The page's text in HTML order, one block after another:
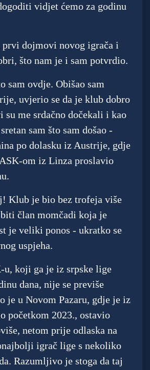
vidjet ćemo za godinu
dojmovi novog igrača i
što nam je i sam potvrdio.
sam ovdje. Obišao sam
uvjerio se da je klub dobro
su me srdačno dočekali i kao
sam što sam došao -
po dolasku iz Austrije, gdje
om iz Linza proslavio
Klub je bio bez trofeja više
član momčadi koja je
je veliki ponos - ukratko se
uspjeha.
u, koji ga je iz srpske lige
dana, nije se previše
je u Novom Pazaru, gdje je iz
početkom 2023., ostavio
netom prije odlaska na
igrač lige s nekoliko
Razumljivo je stoga da taj